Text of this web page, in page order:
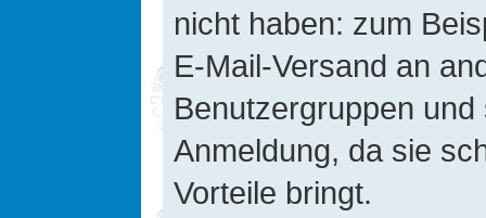
nicht haben: zum
E-Mail-Versand an
Benutzergruppen
Anmeldung, da sie
Vorteile bringt.